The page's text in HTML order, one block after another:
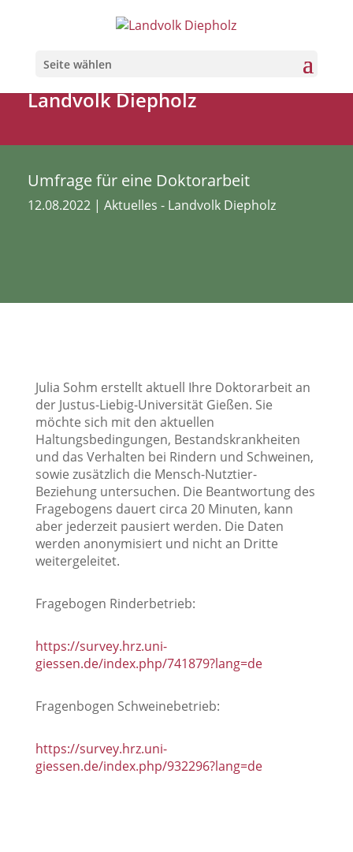
Seite wählen
Landvolk Diepholz
Umfrage für eine Doktorarbeit
12.08.2022 | Aktuelles - Landvolk Diepholz
Julia Sohm erstellt aktuell Ihre Doktorarbeit an
der Justus-Liebig-Universität Gießen. Sie
möchte sich mit den aktuellen
Haltungsbedingungen, Bestandskrankheiten
und das Verhalten bei Rindern und Schweinen,
sowie zusätzlich die Mensch-Nutztier-
Beziehung untersuchen. Die Beantwortung des
Fragebogens dauert circa 20 Minuten, kann
aber jederzeit pausiert werden. Die Daten
werden anonymisiert und nicht an Dritte
weitergeleitet.
Fragebogen Rinderbetrieb:
https://survey.hrz.uni-
giessen.de/index.php/741879?lang=de
Fragenbogen Schweinebetrieb:
https://survey.hrz.uni-
giessen.de/index.php/932296?lang=de